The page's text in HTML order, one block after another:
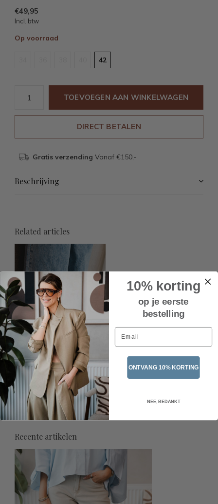
€49,95
Incl. btw
Op voorraad
42
TOEVOEGEN AAN WINKELWAGEN
DIRECT BETALEN
Gratis verzending Vanaf €150,-
Beschrijving
Related articles
Ballerine punt SS 9799 –
Blue
€39,95
Incl. btw
Recente artikelen
10% korting
op je eerste
bestelling
Email
ONTVANG 10% KORTING
NEE, BEDANKT